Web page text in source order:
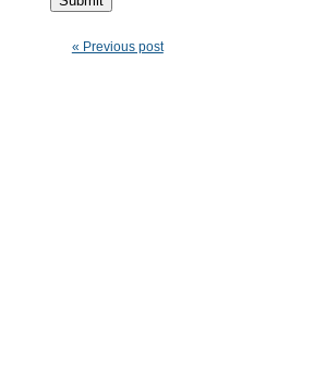
« Previous post